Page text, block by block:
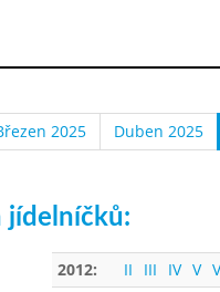
2025 Duben 2025
jídelníčků:
2012: II III IV V